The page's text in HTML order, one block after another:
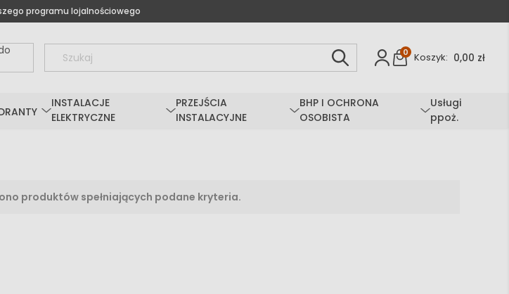
programu lojalnościowego
Koszyk: 0,00 zł
0
INSTALACJE
ELEKTRYCZNE
PRZEJŚCIA
INSTALACYJNE
BHP I OCHRONA
OSOBISTA
Usługi
ppoż.
produktów spełniających podane kryteria.